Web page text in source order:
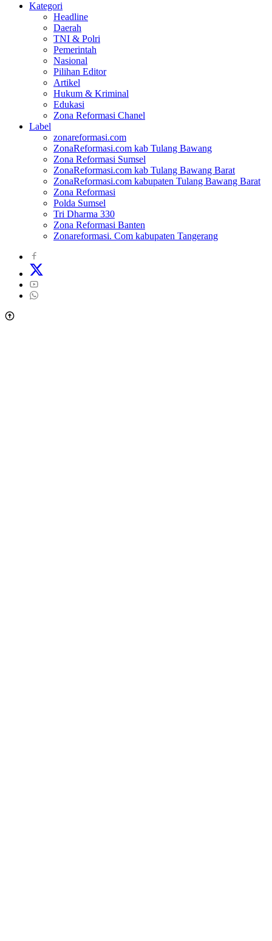
Kategori
Headline
Daerah
TNI & Polri
Pemerintah
Nasional
Pilihan Editor
Artikel
Hukum & Kriminal
Edukasi
Zona Reformasi Chanel
Label
zonareformasi.com
ZonaReformasi.com kab Tulang Bawang
Zona Reformasi Sumsel
ZonaReformasi.com kab Tulang Bawang Barat
ZonaReformasi.com kabupaten Tulang Bawang Barat
Zona Reformasi
Polda Sumsel
Tri Dharma 330
Zona Reformasi Banten
Zonareformasi. Com kabupaten Tangerang